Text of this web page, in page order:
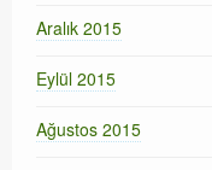
Aralık 2015
Eylül 2015
Ağustos 2015